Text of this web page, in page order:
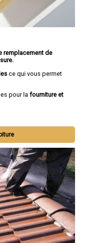
remplacement de
ce qui vous permet
pour la fourniture et